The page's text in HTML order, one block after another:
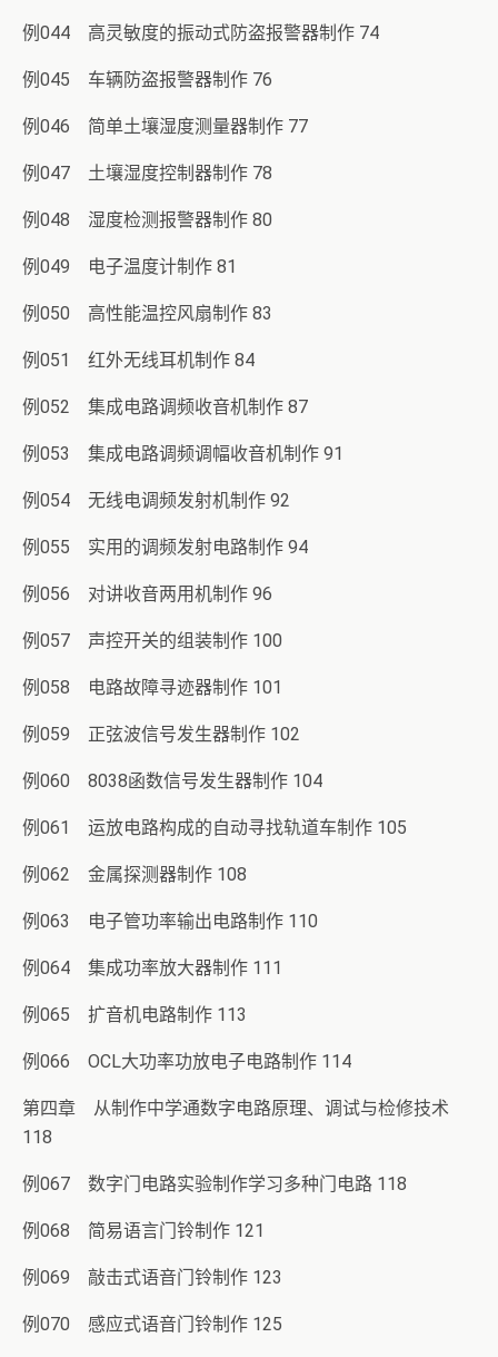
例044 高灵敏度的振动式防盗报警器制作 74
例045 车辆防盗报警器制作 76
例046 简单土壤湿度测量器制作 77
例047 土壤湿度控制器制作 78
例048 湿度检测报警器制作 80
例049 电子温度计制作 81
例050 高性能温控风扇制作 83
例051 红外无线耳机制作 84
例052 集成电路调频收音机制作 87
例053 集成电路调频调幅收音机制作 91
例054 无线电调频发射机制作 92
例055 实用的调频发射电路制作 94
例056 对讲收音两用机制作 96
例057 声控开关的组装制作 100
例058 电路故障寻迹器制作 101
例059 正弦波信号发生器制作 102
例060 8038函数信号发生器制作 104
例061 运放电路构成的自动寻找轨道车制作 105
例062 金属探测器制作 108
例063 电子管功率输出电路制作 110
例064 集成功率放大器制作 111
例065 扩音机电路制作 113
例066 OCL大功率功放电子电路制作 114
第四章 从制作中学通数字电路原理、调试与检修技术
118
例067 数字门电路实验制作学习多种门电路 118
例068 简易语言门铃制作 121
例069 敲击式语音门铃制作 123
例070 感应式语音门铃制作 125